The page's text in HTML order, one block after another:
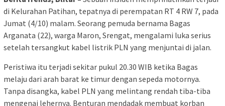
di Kelurahan Patihan, tepatnya di perempatan RT 4 RW 7, pada
Jumat (4/10) malam. Seorang pemuda bernama Bagas
Arganata (22), warga Maron, Srengat, mengalami luka serius
setelah tersangkut kabel listrik PLN yang menjuntai di jalan.
Peristiwa itu terjadi sekitar pukul 20.30 WIB ketika Bagas
melaju dari arah barat ke timur dengan sepeda motornya.
Tanpa disangka, kabel PLN yang melintang rendah tiba-tiba
mengenai lehernya. Benturan mendadak membuat korban